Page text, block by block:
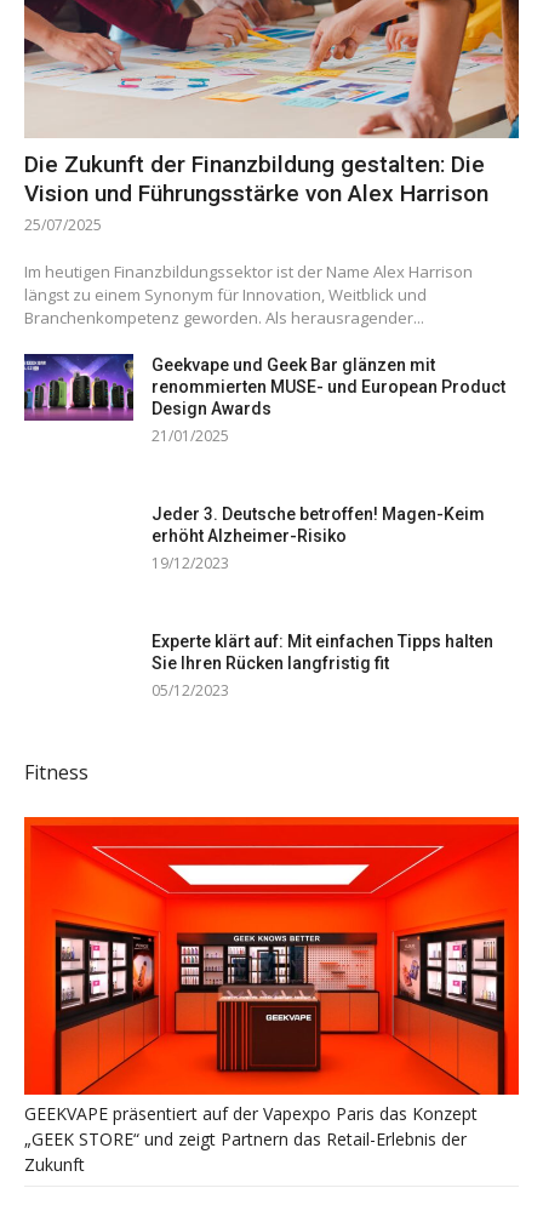
Die Zukunft der Finanzbildung gestalten: Die
Vision und Führungsstärke von Alex Harrison
25/07/2025
Im heutigen Finanzbildungssektor ist der Name Alex Harrison
längst zu einem Synonym für Innovation, Weitblick und
Branchenkompetenz geworden. Als herausragender...
Geekvape und Geek Bar glänzen mit
renommierten MUSE- und European Product
Design Awards
21/01/2025
Jeder 3. Deutsche betroffen! Magen-Keim
erhöht Alzheimer-Risiko
19/12/2023
Experte klärt auf: Mit einfachen Tipps halten
Sie Ihren Rücken langfristig fit
05/12/2023
Fitness
GEEKVAPE präsentiert auf der Vapexpo Paris das Konzept
„GEEK STORE“ und zeigt Partnern das Retail-Erlebnis der
Zukunft